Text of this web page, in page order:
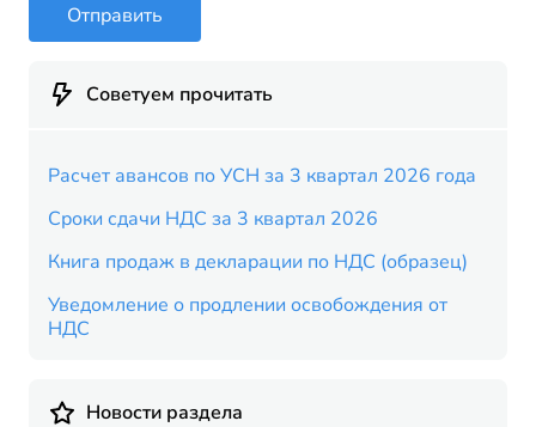
Отправить
Советуем прочитать
Расчет авансов по УСН за 3 квартал 2026 года
Сроки сдачи НДС за 3 квартал 2026
Книга продаж в декларации по НДС (образец)
Уведомление о продлении освобождения от
НДС
Новости раздела